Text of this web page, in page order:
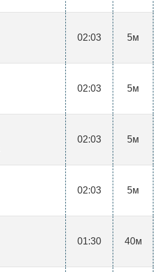
02:03 5м
02:03 5м
02:03 5м
02:03 5м
01:30 40м